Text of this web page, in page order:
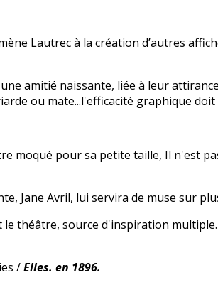
Lautrec à la création d’autres
amitié naissante, liée à leur
ou mate...l'efficacité graphique
moqué pour sa petite taille, Il n'est
Jane Avril, lui servira de muse sur
théâtre, source d'inspiration
/Elles. en 1896.